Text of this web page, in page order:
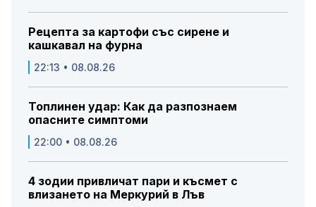
Рецепта за картофи със сирене и
кашкавал на фурна
22:13 • 08.08.26
Топлинен удар: Как да разпознаем
опасните симптоми
22:00 • 08.08.26
4 зодии привличат пари и късмет с
влизането на Меркурий в Лъв